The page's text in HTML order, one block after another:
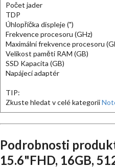
Počet jader
TDP
Úhlopříčka displeje (")
Frekvence procesoru (GHz)
Maximální frekvence procesoru
Velikost paměti RAM (GB)
SSD Kapacita (GB)
Napájecí adaptér
TIP:
Zkuste hledat v celé kategorii
Podrobnosti
15.6"FHD, 16GB,